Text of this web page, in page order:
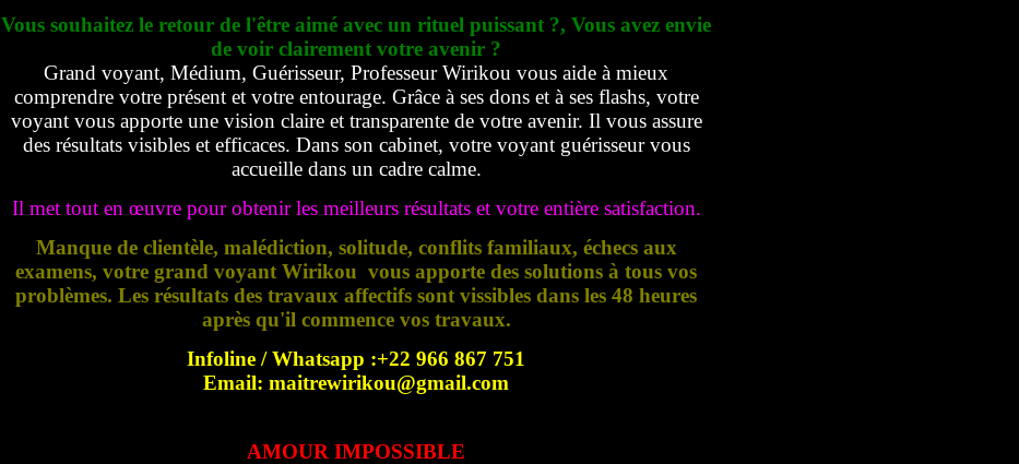
Vous souhaitez le retour de l'être aimé avec un rituel puissant ?, Vous avez envie
de voir clairement votre avenir ?
Grand voyant, Médium, Guérisseur, Professeur Wirikou vous aide à mieux
comprendre votre présent et votre entourage. Grâce à ses dons et à ses flashs, votre
voyant vous apporte une vision claire et transparente de votre avenir. Il vous assure
des résultats visibles et efficaces. Dans son cabinet, votre voyant guérisseur vous
accueille dans un cadre calme.
Il met tout en œuvre pour obtenir les meilleurs résultats et votre entière satisfaction.
Manque de clientèle, malédiction, solitude, conflits familiaux, échecs aux
examens, votre grand voyant Wirikou vous apporte des solutions à tous vos
problèmes. Les résultats des travaux affectifs sont vissibles dans les 48 heures
après qu'il commence vos travaux.
Infoline / Whatsapp :+22 966 867 751
Email: maitrewirikou@gmail.com
AMOUR IMPOSSIBLE